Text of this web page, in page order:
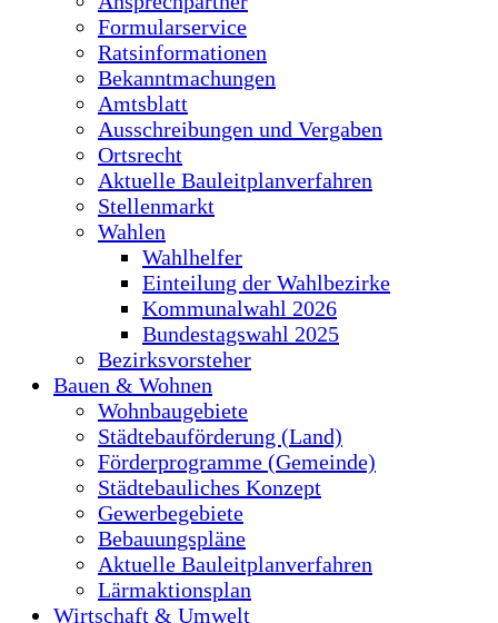
Formularservice
Ratsinformationen
Bekanntmachungen
Amtsblatt
Ausschreibungen und Vergaben
Ortsrecht
Aktuelle Bauleitplanverfahren
Stellenmarkt
Wahlen
Wahlhelfer
Einteilung der Wahlbezirke
Kommunalwahl 2026
Bundestagswahl 2025
Bezirksvorsteher
Bauen & Wohnen
Wohnbaugebiete
Städtebauförderung (Land)
Förderprogramme (Gemeinde)
Städtebauliches Konzept
Gewerbegebiete
Bebauungspläne
Aktuelle Bauleitplanverfahren
Lärmaktionsplan
Wirtschaft & Umwelt